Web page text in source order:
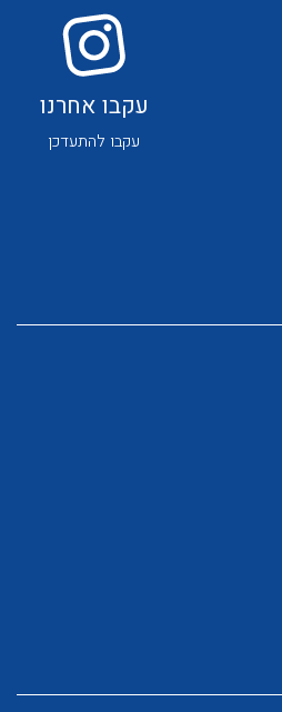
לכל מוצרי היצרן
עקבו אחרנו
עקבו להתעדכן